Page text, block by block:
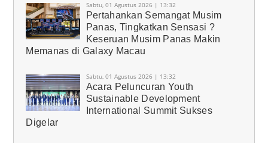
Sabtu, 01 Agustus 2026 | 13:32
Pertahankan Semangat Musim
Panas, Tingkatkan Sensasi ?
Keseruan Musim Panas Makin
Memanas di Galaxy Macau
Sabtu, 01 Agustus 2026 | 13:32
Acara Peluncuran Youth
Sustainable Development
International Summit Sukses
Digelar